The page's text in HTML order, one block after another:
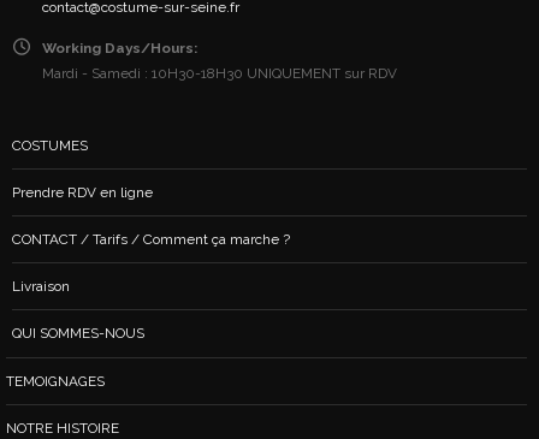
contact@costume-sur-seine.fr
Working Days/Hours:
Mardi - Samedi : 10H30-18H30 UNIQUEMENT sur RDV
COSTUMES
Prendre RDV en ligne
CONTACT / Tarifs / Comment ça marche ?
Livraison
QUI SOMMES-NOUS
TEMOIGNAGES
NOTRE HISTOIRE